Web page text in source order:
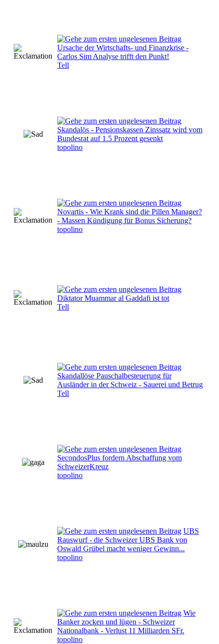
Ursache der Wirtschafts- und Finanzkrise -
Carlos Sim Analyse trifft den Punkt!
Tell
Skandalös - Pensionskassen Zinssatz wird vom
Bundesrat auf 1.5 Prozent gesenkt
topolino
Novartis - Wie Krank sind die Pillen Manager?
- Massen Kündigung für Bonus Sicherung?
topolino
Diktator Muammar al Gaddafi ist tot
Tell
Skandallöse Pauschalbesteuerung für
Ausländer in der Schweiz - Sauerei und Betrug
Tell
SecondosPlus fordern Abschaffung vom
SchweizerKreuz
topolino
UBS
Rauswurf - die Schweizer UBS Bank von
Oswald Grübel macht weniger Gewinn...
topolino
Wie
Banker zocken und lügen - Schweizer
Nationalbank - Verlust 11 Milliarden SFr.
topolino